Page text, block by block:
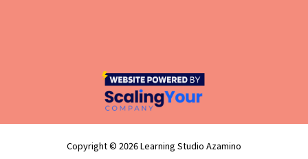
Copyright © 2026 Learning Studio Azamino